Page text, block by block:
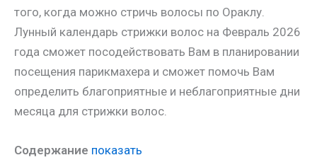
того, когда можно стричь волосы по Ораклу.
Лунный календарь стрижки волос на Февраль 2026
года сможет посодействовать Вам в планировании
посещения парикмахера и сможет помочь Вам
определить благоприятные и неблагоприятные дни
месяца для стрижки волос.
Содержание показать